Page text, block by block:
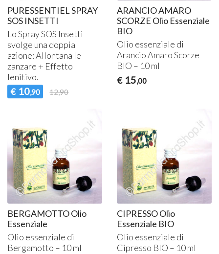
PURESSENTIEL SPRAY
SOS INSETTI
Lo SpraySOS Insetti
svolge una doppia
azione: Allontana le
zanzare + Effetto
lenitivo.
€ 10,90 12,90
ARANCIO AMARO
SCORZE Olio Essenziale
BIO
Olio essenziale di
Arancio Amaro Scorze
BIO – 10 ml
€ 15,00
BERGAMOTTO Olio
Essenziale
Olio essenziale di
Bergamotto – 10 ml
CIPRESSO Olio
Essenziale BIO
Olio essenziale di
Cipresso BIO – 10 ml